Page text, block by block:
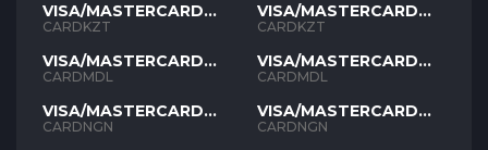
VISA/MASTERCARD
KZT
CARDKZT
VISA/MASTERCARD
MDL
CARDMDL
VISA/MASTERCARD
NGN
CARDNGN
VISA/MASTERCARD
KZT
CARDKZT
VISA/MASTERCARD
MDL
CARDMDL
VISA/MASTERCARD
NGN
CARDNGN